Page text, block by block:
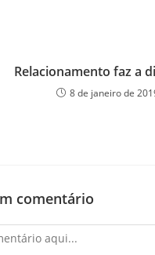
Relacionamento faz a
8 de janeiro de
comentário